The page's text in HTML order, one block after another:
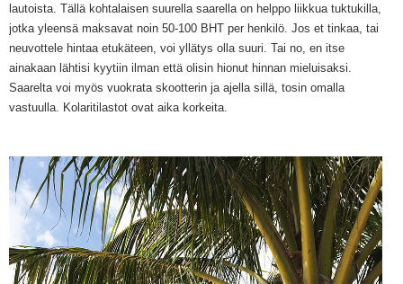
lautoista. Tällä kohtalaisen suurella saarellaon helppo lii kkua tuktukilla,
jotka yleensä maksavat noin 50-100 BHT per henkilö. Jos et tinkaa, tai
neuvottele hintaa etukäteen, voi y llätys olla suuri. Tai no, en itse
ainakaan lähtisi kyytiin ilman että olisin hionut hinnan mieluisaksi.
Saarelta voi myös vuokrata skootterin ja ajella sillä, tosin omalla
vastuulla. Kolaritilastot ovat aika korkeita.